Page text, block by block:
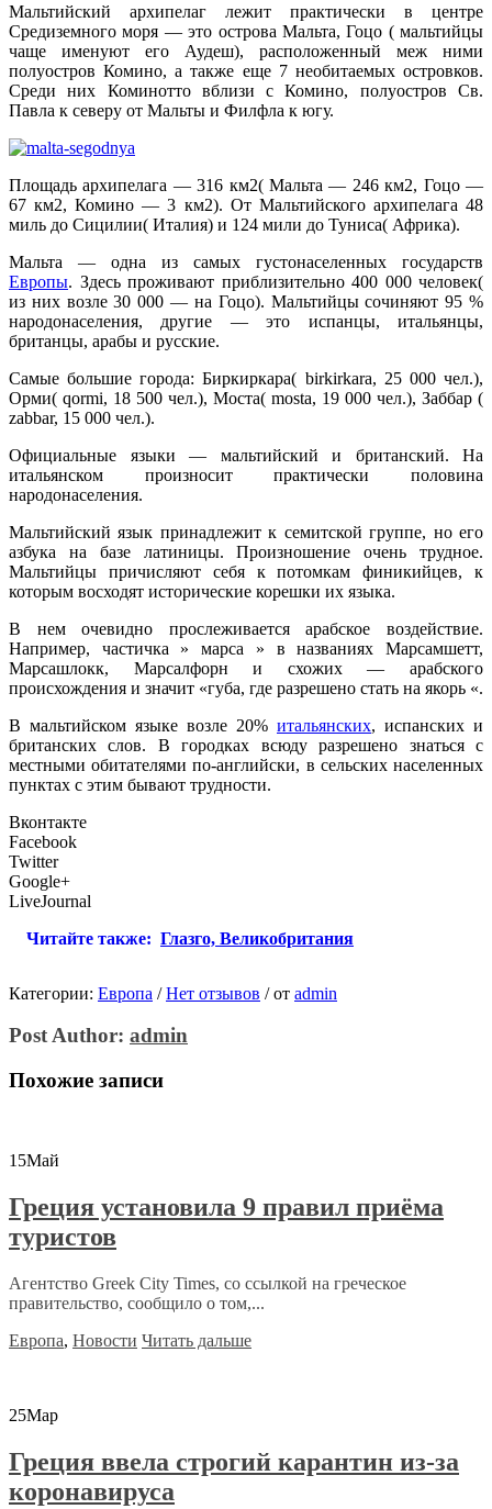
Мальтийский архипелаг лежит практически в центре
Средиземного моря — это острова Мальта, Гоцо ( мальтийцы
чаще именуют его Аудеш), расположенный меж ними
полуостров Комино, а также еще 7 необитаемых островков.
Среди них Коминотто вблизи с Комино, полуостров Св.
Павла к северу от Мальты и Филфла к югу.
Площадь архипелага — 316 км2( Мальта — 246 км2, Гоцо —
67 км2, Комино — 3 км2). От Мальтийского архипелага 48
миль до Сицилии( Италия) и 124 мили до Туниса( Африка).
Мальта — одна из самых густонаселенных государств
Европы. Здесь проживают приблизительно 400 000 человек(
из них возле 30 000 — на Гоцо). Мальтийцы сочиняют 95 %
народонаселения, другие — это испанцы, итальянцы,
британцы, арабы и русские.
Самые большие города: Биркиркара( birkirkara, 25 000 чел.),
Орми( qormi, 18 500 чел.), Моста( mosta, 19 000 чел.), Заббар (
zabbar, 15 000 чел.).
Официальные языки — мальтийский и британский. На
итальянском произносит практически половина
народонаселения.
Мальтийский язык принадлежит к семитской группе, но его
азбука на базе латиницы. Произношение очень трудное.
Мальтийцы причисляют себя к потомкам финикийцев, к
которым восходят исторические корешки их языка.
В нем очевидно прослеживается арабское воздействие.
Например, частичка » марса » в названиях Марсамшетт,
Марсашлокк, Марсалфорн и схожих — арабского
происхождения и значит «губа, где разрешено стать на якорь «.
В мальтийском языке возле 20% итальянских, испанских и
британских слов. В городках всюду разрешено знаться с
местными обитателями по-английски, в сельских населенных
пунктах с этим бывают трудности.
Вконтакте
Facebook
Twitter
Google+
LiveJournal
Читайте также: Глазго, Великобритания
Категории: Европа / Нет отзывов /от admin
Post Author: admin
Похожие записи
15Май
Греция установила 9 правил приёма
туристов
Агентство Greek City Times, со ссылкой на греческое
правительство, сообщило о том,...
Европа, Новости Читать дальше
25Мар
Греция ввела строгий карантин из-за
коронавируса